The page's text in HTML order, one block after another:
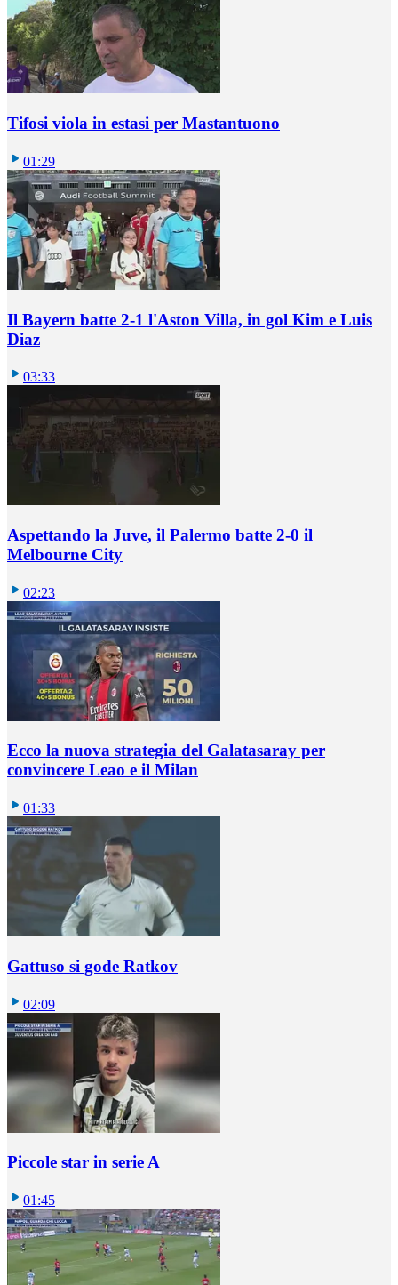
Tifosi viola in estasi per Mastantuono
01:29
Il Bayern batte 2-1 l'Aston Villa, in gol Kim e Luis
Diaz
03:33
Aspettando la Juve, il Palermo batte 2-0 il
Melbourne City
02:23
Ecco la nuova strategia del Galatasaray per
convincere Leao e il Milan
01:33
Gattuso si gode Ratkov
02:09
Piccole star in serie A
01:45